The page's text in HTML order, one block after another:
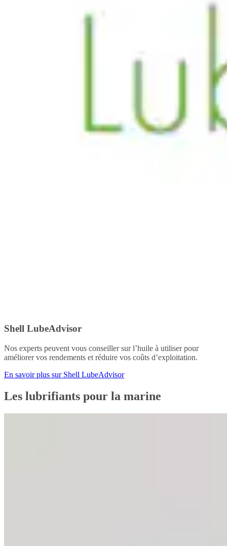
Shell LubeAdvisor
Nos experts peuvent vous conseiller sur l’huile à utiliser pour
améliorer vos rendements et réduire vos coûts d’exploitation.
En savoir plus sur Shell LubeAdvisor
Les lubrifiants pour la marine